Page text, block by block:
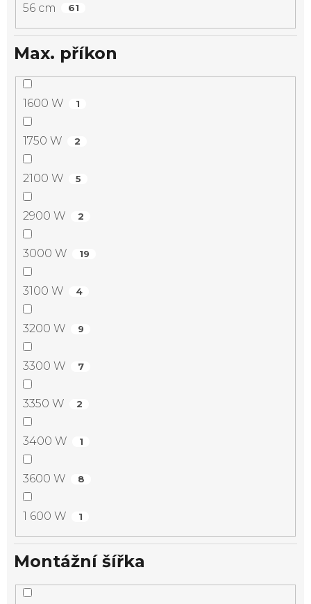
56 cm 61
Max. příkon
1600 W 1
1750 W 2
2100 W 5
2900 W 2
3000 W 19
3100 W 4
3200 W 9
3300 W 7
3350 W 2
3400 W 1
3600 W 8
1 600 W 1
Montážní šířka